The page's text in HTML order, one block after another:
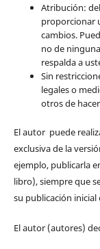
Atribución:
proporcionar
cambios.
no de
respalda a
Sin
legales o
otros de
El autor puede
exclusiva de la
ejemplo, publicarla
libro), siempre que
su publicación inicial
El autor (autores)